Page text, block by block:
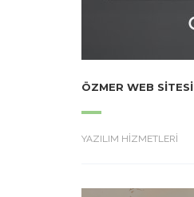
ÖZMER WEB SITESI
YAZILIM HİZMETLERİ